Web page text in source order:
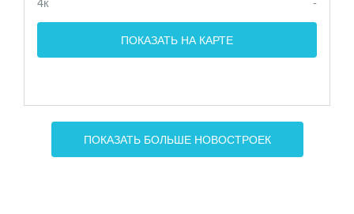
ПОКАЗАТЬ НА КАРТЕ
ПОКАЗАТЬ БОЛЬШЕ НОВОСТРОЕК